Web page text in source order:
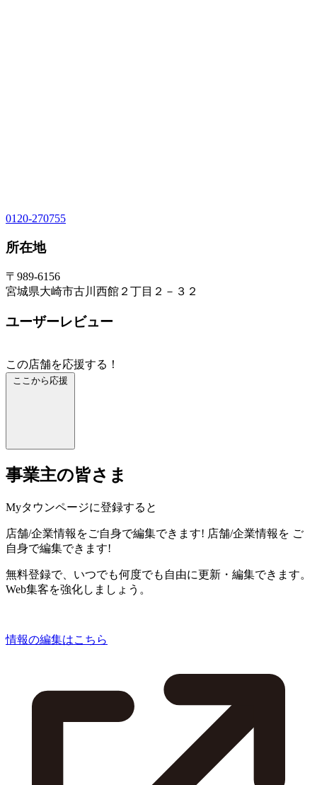
0120-270755
所在地
〒989-6156
宮城県大崎市古川西館２丁目２－３２
ユーザーレビュー
この店舗を応援する！
ここから応援
事業主の皆さま
Myタウンページに登録すると
店舗/企業情報をご自身で編集できます! 店舗/企業情報を ご
自身で編集できます!
無料登録で、いつでも何度でも自由に更新・編集できます。
Web集客を強化しましょう。
情報の編集はこちら